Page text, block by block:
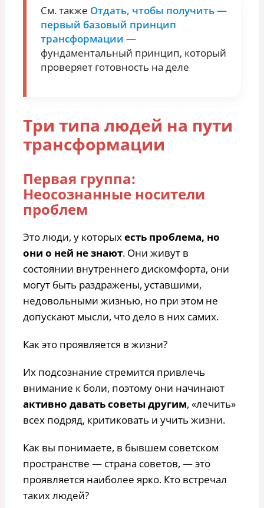
См. также Отдать, чтобы получить —
первый базовый принцип
трансформации —
фундаментальный принцип, который
проверяет готовность на деле
Три типа людей на пути
трансформации
Первая группа:
Неосознанные носители
проблем
Это люди, у которыхесть проблема, но
они о ней не знают. Они живут в
состоянии внутреннего дискомфорта, они
могут быть раздражены, уставшими,
недовольными жизнью, но при этом не
допускают мысли, что дело в них самих.
Как это проявляется в жизни?
Их подсознание стремится привлечь
внимание к боли, поэтому они начинают
активно давать советы другим, «лечить»
всех подряд, критиковать и учить жизни.
Как вы понимаете, в бывшем советском
пространстве — страна советов, — это
проявляется наиболее ярко. Кто встречал
таких людей?